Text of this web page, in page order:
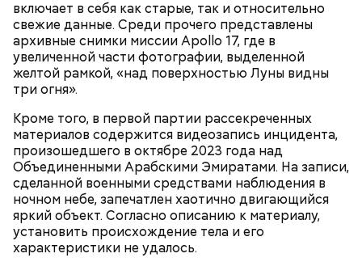
включает в себя как старые, так и относительно
свежие данные. Среди прочего представлены
архивные снимки миссии Apollo 17, где в
увеличенной части фотографии, выделенной
желтой рамкой, «над поверхностью Луны видны
три огня».
Кроме того, в первой партии рассекреченных
материалов содержится видеозапись инцидента,
произошедшего в октябре 2023 года над
Объединенными Арабскими Эмиратами. На записи,
сделанной военными средствами наблюдения в
ночном небе, запечатлен хаотично двигающийся
яркий объект. Согласно описанию к материалу,
установить происхождение тела и его
характеристики не удалось.
Главная особенность острова Сокотра —
драконовые деревья, которые растут только здесь.
Внешне они напоминают большие грибы, а
драконовыми их называют из-за красного цвета
смолы, которую местные жители сравнивают с
кровью дракона. Они же используют ее в
медицинских целях и красят ей ткань и волосы.